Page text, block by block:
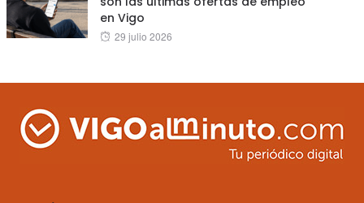
en Vigo
Posted
29 julio 2026